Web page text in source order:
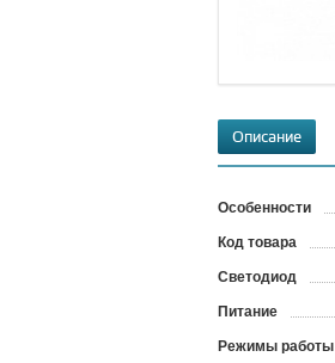
Описание
Особенности
Код товара
Светодиод
Питание
Режимы работы